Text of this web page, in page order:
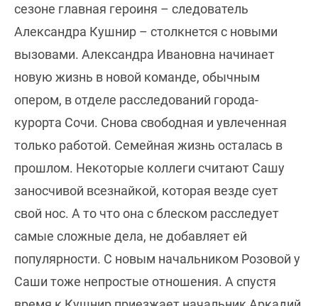
сезоне главная героиня – следователь
Александра Кушнир – столкнется с новыми
вызовами. Александра Ивановна начинает
новую жизнь в новой команде, обычным
опером, в отделе расследований города-
курорта Сочи. Снова свободная и увлеченная
только работой. Семейная жизнь осталась в
прошлом. Некоторые коллеги считают Сашу
заносчивой всезнайкой, которая везде сует
свой нос. А то что она с блеском расследует
самые сложные дела, не добавляет ей
популярности. С новым начальником Розовой у
Саши тоже непростые отношения. А спустя